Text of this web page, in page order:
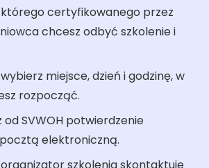
którego certyfikowanego przez
chcesz odbyć szkolenie i
miejsce, dzień i godzinę, w
rozpocząć.
SVWOH potwierdzenie
elektroniczną.